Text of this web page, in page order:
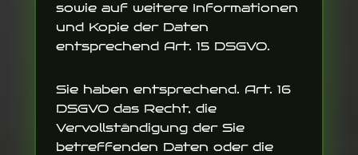
sowie auf weitere Informationen
und Kopie der Daten
entsprechend Art. 15 DSGVO.
Sie haben entsprechend. Art. 16
DSGVO das Recht, die
Vervollständigung der Sie
betreffenden Daten oder die